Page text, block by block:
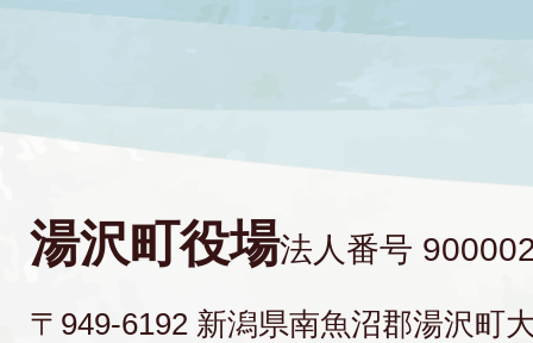
湯沢町役場法人番号
〒949-6192 新潟県南魚沼郡湯沢町